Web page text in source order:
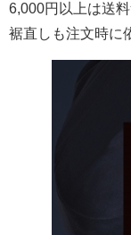
6,000円以上は送
裾直しも注文時に